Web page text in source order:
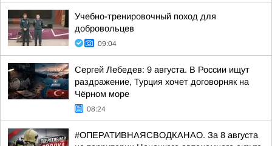
Учебно-тренировочный поход для
добровольцев
09:04
Сергей Лебедев: 9 августа. В России ищут
раздражение, Турция хочет договорняк на
Чёрном море
08:24
#ОПЕРАТИВНАЯСВОДКАНАО. За 8 августа